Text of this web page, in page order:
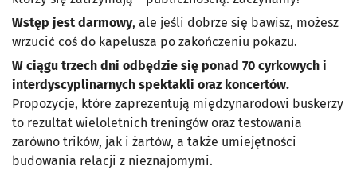
Wstęp jest darmowy, ale jeśli dobrze się bawisz, możesz
wrzucić coś do kapelusza po zakończeniu pokazu.
W ciągu trzech dni odbędzie się ponad 70 cyrkowych i
interdyscyplinarnych spektakli oraz koncertów.
Propozycje, które zaprezentują międzynarodowi buskerzy
to rezultat wieloletnich treningów oraz testowania
zarówno trików, jak i żartów, a także umiejętności
budowania relacji z nieznajomymi.